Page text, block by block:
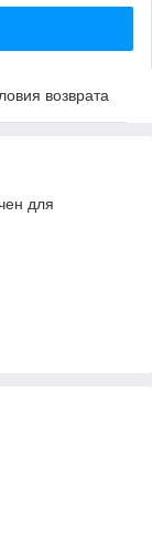
возврата
для